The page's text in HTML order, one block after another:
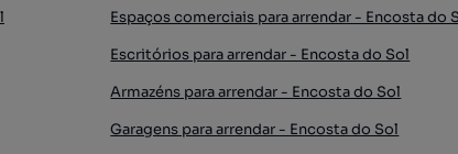
Espaços comerciais para arrendar - Encosta do
Escritórios para arrendar - Encosta do Sol
Armazéns para arrendar - Encosta do Sol
Garagens para arrendar - Encosta do Sol